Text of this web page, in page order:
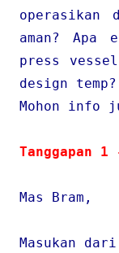
operasikan
aman? Apa
press
design temp?
Mohon info
Tanggapan
Mas Bram,
Masukan